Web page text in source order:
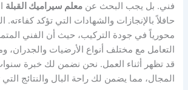
فني. بل يجب البحث عنمعلم سيراميك القبلة
حافلاً بالإنجازات والشهادات التي تؤكد كفاءته.
محورياً في جودة التركيب، حيث أن الفني
التعامل مع مختلف أنواع الأرضيات والجدران،
قد تظهر أثناء العمل. نحن نضمن لك خبرة
المجال، مما يضمن لك راحة البال والنتائج التي